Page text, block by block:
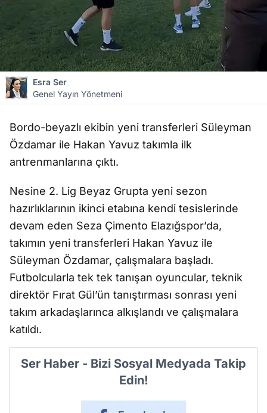
Esra Ser
Genel Yayın Yönetmeni
Bordo-beyazlı ekibin yeni transferleri Süleyman
Özdamar ile Hakan Yavuz takımla ilk
antrenmanlarına çıktı.
Nesine 2. Lig Beyaz Grupta yeni sezon
hazırlıklarının ikinci etabına kendi tesislerinde
devam eden Seza Çimento Elazığspor’da,
takımın yeni transferleri Hakan Yavuz ile
Süleyman Özdamar, çalışmalara başladı.
Futbolcularla tek tek tanışan oyuncular, teknik
direktör Fırat Gül’ün tanıştırması sonrası yeni
takım arkadaşlarınca alkışlandı ve çalışmalara
katıldı.
Ser Haber - Bizi Sosyal Medyada Takip
Edin!